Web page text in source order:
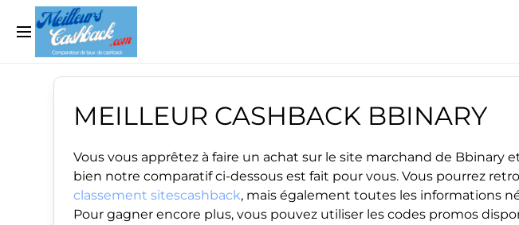
MEILLEUR CASHBACK BBINARY
Vous vous apprêtez à faire un achat sur le site marchand de Bbinary
bien notre comparatif ci-dessous est fait pour vous. Vous pourrez
classement sitescashback, mais également toutes les informations
Pour gagner encore plus, vous pouvez utiliser les codes promos